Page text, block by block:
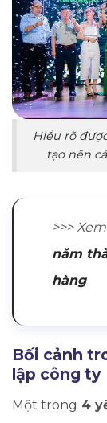
Hiểu rõ
tạo nên
>>>
năm
hàng
Bối cảnh
lập công ty
Một trong 4